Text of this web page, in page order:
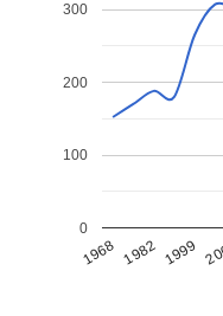
1968 1982 1999
0
100
200
300